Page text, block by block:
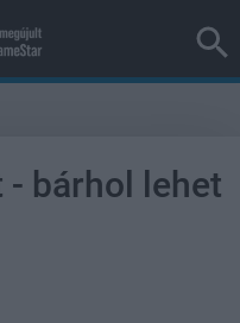
- bárhol lehet